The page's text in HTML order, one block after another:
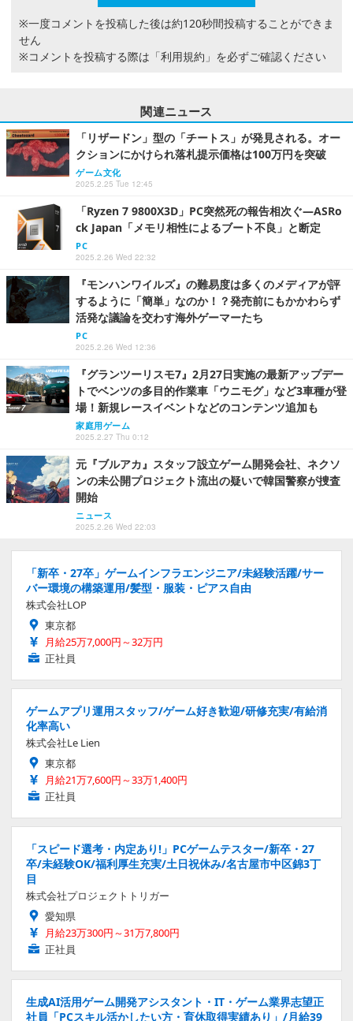
※一度コメントを投稿した後は約120秒間投稿することができま
せん
※コメントを投稿する際は 「利用規約」 を必ずご確認ください
関連ニュース
「リザードン」型の「チートス」が発見される。オー
クションにかけられ落札提示価格は100万円を突破
ゲーム文化
2025.2.25 Tue 12:45
「Ryzen 7 9800X3D」PC突然死の報告相次ぐ―ASRo
ck Japan「メモリ相性によるブート不良」と断定
PC
2025.2.26 Wed 22:32
『モンハンワイルズ』の難易度は多くのメディアが評
するように「簡単」なのか！？発売前にもかかわらず
活発な議論を交わす海外ゲーマーたち
PC
2025.2.26 Wed 12:36
『グランツーリスモ7』2月27日実施の最新アップデー
トでベンツの多目的作業車「ウニモグ」など3車種が登
場！新規レースイベントなどのコンテンツ追加も
家庭用ゲーム
2025.2.27 Thu 0:12
元『ブルアカ』スタッフ設立ゲーム開発会社、ネクソ
ンの未公開プロジェクト流出の疑いで韓国警察が捜査
開始
ニュース
2025.2.26 Wed 22:03
「新卒・27卒」ゲームインフラエンジニア/未経験活躍/サー
バー環境の構築運用/髪型・服装・ピアス自由
株式会社LOP
東京都
月給25万7,000円～32万円
正社員
ゲームアプリ運用スタッフ/ゲーム好き歓迎/研修充実/有給消
化率高い
株式会社Le Lien
東京都
月給21万7,600円～33万1,400円
正社員
「スピード選考・内定あり!」PCゲームテスター/新卒・27
卒/未経験OK/福利厚生充実/土日祝休み/名古屋市中区錦3丁
目
株式会社プロジェクトトリガー
愛知県
月給23万300円～31万7,800円
正社員
生成AI活用ゲーム開発アシスタント・IT・ゲーム業界志望正
社員「PCスキル活かしたい方・育休取得実績あり」/月給39